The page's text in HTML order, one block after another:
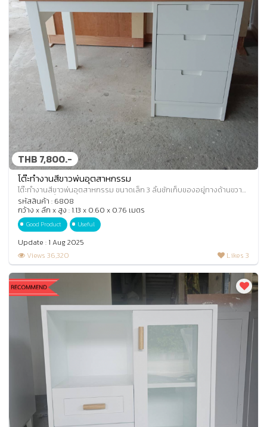
THB 7,800.-
โต๊ะทำงานสีขาวพ่นอุตสาหกรรม
โต๊ะทำงานสีขาวพ่นอุตสาหกรรม ขนาดเล็ก 3 ลิ้นชักเก็บของอยู่ทางด้านขวา
มือ แต่หน้าลิ้นชักไม่มีมือจับ
รหัสสินค้า : 6808
กว้าง x ลึก x สูง : 1.13 x 0.60 x 0.76 เมตร
Good Product Useful
Update : 1 Aug 2025
Views 36,320
Likes 3